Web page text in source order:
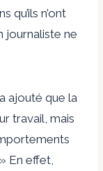
n’ont
journaliste ne
ajouté que la
travail, mais
En effet,